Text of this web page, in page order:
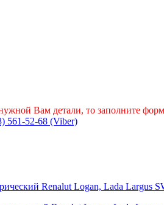
Вам детали, то заполните
52-68 (Viber)
Renalut Logan, Lada Largus